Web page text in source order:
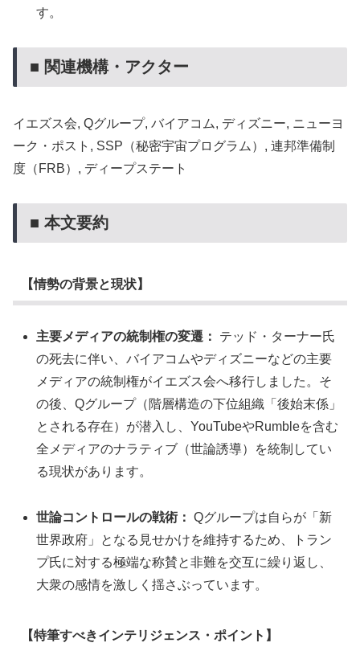
す。
■ 関連機構・アクター
イエズス会, Qグループ, バイアコム, ディズニー, ニューヨ
ーク・ポスト, SSP（秘密宇宙プログラム）, 連邦準備制
度（FRB）, ディープステート
■ 本文要約
【情勢の背景と現状】
主要メディアの統制権の変遷：
テッド・ターナー氏
の死去に伴い、バイアコムやディズニーなどの主要
メディアの統制権がイエズス会へ移行しました。そ
の後、Qグループ（階層構造の下位組織「後始末係」
とされる存在）が潜入し、YouTubeやRumbleを含む
全メディアのナラティブ（世論誘導）を統制してい
る現状があります。
世論コントロールの戦術： Qグループは自らが「新
世界政府」となる見せかけを維持するため、トラン
プ氏に対する極端な称賛と非難を交互に繰り返し、
大衆の感情を激しく揺さぶっています。
【特筆すべきインテリジェンス・ポイント】